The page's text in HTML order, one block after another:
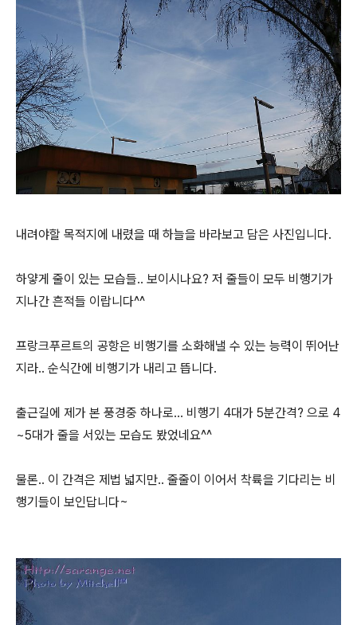
내려야할 목적지에 내렸을 때 하늘을 바라보고 담은 사진입니다.
하얗게 줄이 있는 모습들.. 보이시나요? 저 줄들이 모두 비행기가
지나간 흔적들 이랍니다^^
프랑크푸르트의 공항은 비행기를 소화해낼 수 있는 능력이 뛰어난
지라.. 순식간에 비행기가 내리고 뜹니다.
출근길에 제가 본 풍경중 하나로... 비행기 4대가 5분간격? 으로 4
~5대가 줄을 서있는 모습도 봤었네요^^
물론.. 이 간격은 제법 넓지만.. 줄줄이 이어서 착륙을 기다리는 비
행기들이 보인답니다~